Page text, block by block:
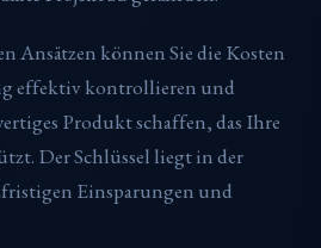
Ansätzen können Sie die Kosten
effektiv kontrollieren und
Produkt schaffen, das Ihre
Der Schlüssel liegt in der
Einsparungen und